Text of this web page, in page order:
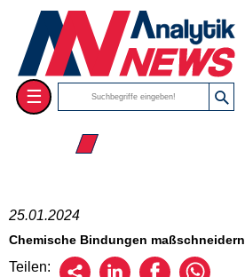
☰
☰ 2024
25.01.2024
Chemische Bindungen maßschneidern
Teilen: